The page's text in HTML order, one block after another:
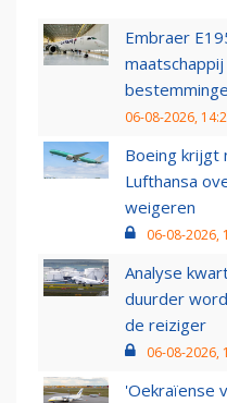
Embraer
06-08-2026,
Boeing krijgt
Lufthansa
weigeren
06-08-2026,
Analyse
duurder
de reiziger
06-08-2026,
'Oekraïense